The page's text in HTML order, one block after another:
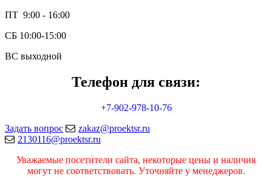
ПТ 9:00 - 16:00
СБ 10:00-15:00
ВС выходной
Телефон для связи:
+7-902-978-10-76
Задать вопрос
zakaz@proektsr.ru
2130116@proektsr.ru
Уважаемые посетители сайта, некоторые цены и наличия
могут не соответствовать. Уточняйте у менеджеров.